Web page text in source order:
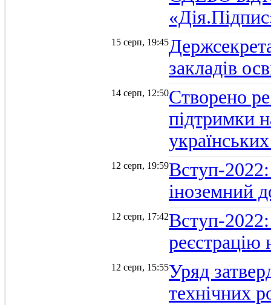
15 серп, 19:45
закладів
14 серп, 12:50Створено
підтримки
12 серп, 19:59Вступ-
іноземний
12 серп, 17:42Вступ-
12 серп, 15:55Уряд
технічних